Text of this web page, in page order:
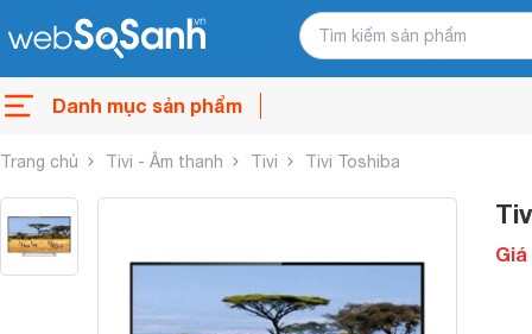
Danh mục sản phẩm
Trang chủ Tivi - Âm thanh Tivi Tivi Toshiba